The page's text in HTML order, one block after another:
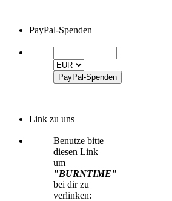
PayPal-Spenden
Link zu uns
Benutze bitte
diesen Link
um
"BURNTIME"
bei dir zu
verlinken: